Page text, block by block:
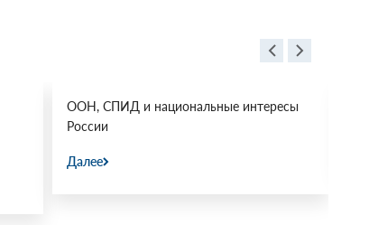
ООН, СПИД и национальные интересы
России
Далее